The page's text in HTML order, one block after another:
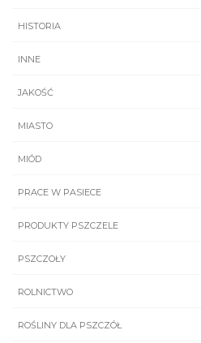
HISTORIA
INNE
JAKOŚĆ
MIASTO
MIÓD
PRACE W PASIECE
PRODUKTY PSZCZELE
PSZCZOŁY
ROLNICTWO
ROŚLINY DLA PSZCZÓŁ